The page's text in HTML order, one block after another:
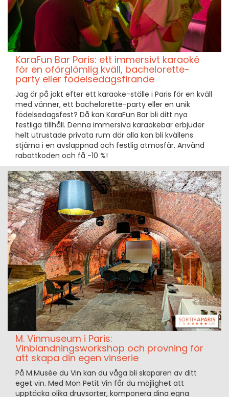
KaraFun Bar Paris: ett immersivt karaoké
för en oförglömlig kväll, bachelorette-
party eller födelsedagsfirande
Jag är på jakt efter ett karaoke-ställe i Paris för en kväll
med vänner, ett bachelorette-party eller en unik
födelsedagsfest? Då kan KaraFun Bar bli ditt nya
festliga tillhåll. Denna immersiva karaokebar erbjuder
helt utrustade privata rum där alla kan bli kvällens
stjärna i en avslappnad och festlig atmosfär. Använd
rabattkoden och få -10 %!
M. Vinmuseum i Paris:
Vinblandningsworkshop och provning för
att skapa din egen vinserie
På M.Musée du Vin kan du våga bli skaparen av ditt
eget vin. Med Mon Petit Vin får du möjlighet att
upptäcka olika druvsorter, komponera dina egna